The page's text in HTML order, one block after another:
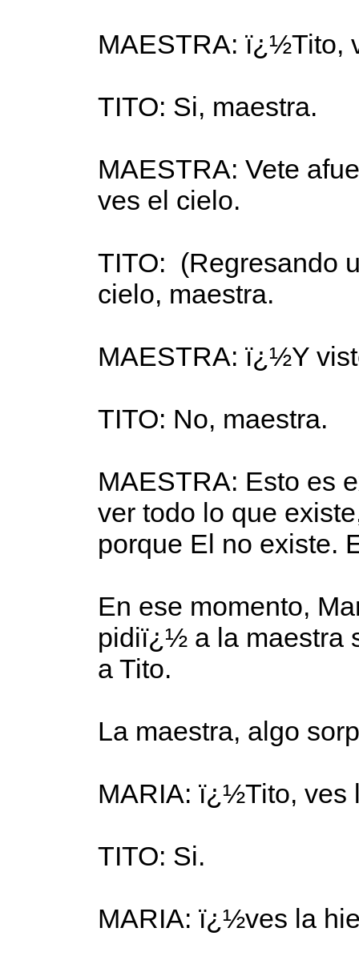
MAESTRA: ï¿½Tito,
TITO: Si, maestra.
MAESTRA: Vete
ves el cielo.
TITO: (Regresando
cielo, maestra.
MAESTRA: ï¿½Y
TITO: No, maestra.
MAESTRA: Esto es
ver todo lo que
porque El no existe.
En ese momento,
pidiï¿½ a la maestra
a Tito.
La maestra, algo
MARIA: ï¿½Tito,
TITO: Si.
MARIA: ï¿½ves la